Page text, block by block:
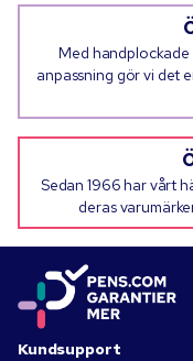
Med
anpassning gör vi det
Sedan 1966 har vårt
deras
Kundsupport